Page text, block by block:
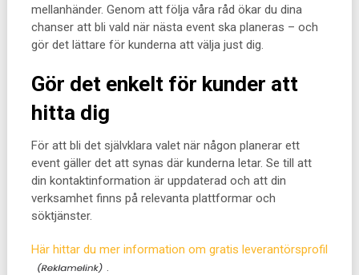
mellanhänder. Genom att följa våra råd ökar du dina
chanser att bli vald när nästa event ska planeras – och
gör det lättare för kunderna att välja just dig.
Gör det enkelt för kunder att
hitta dig
För att bli det självklara valet när någon planerar ett
event gäller det att synas där kunderna letar. Se till att
din kontaktinformation är uppdaterad och att din
verksamhet finns på relevanta plattformar och
söktjänster.
Här hittar du mer information om gratis leverantörsprofil
.